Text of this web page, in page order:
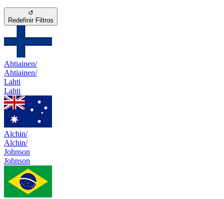
↺
Redefinir Filtros
Ahtiainen/
Ahtiainen/
Lahti
Lahti
Alchin/
Alchin/
Johnson
Johnson